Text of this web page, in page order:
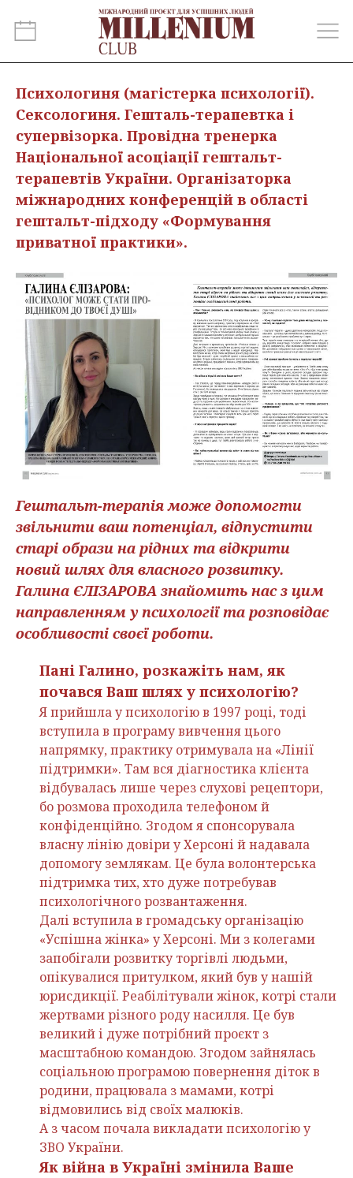
Психологиня (магістерка психології).
Сексологиня. Гешталь-терапевтка і
супервізорка. Провідна тренерка
Національної асоціації гештальт-
терапевтів України. Організаторка
міжнародних конференцій в області
гештальт-підходу «Формування
приватної практики».
Гештальт-терапія може допомогти
звільнити ваш потенціал, відпустити
старі образи на рідних та відкрити
новий шлях для власного розвитку.
Галина ЄЛІЗАРОВА знайомить нас з цим
направленням у психології та розповідає
особливості своєї роботи.
Пані Галино, розкажіть нам, як
почався Ваш шлях у психологію?
Я прийшла у психологію в 1997 році, тоді
вступила в програму вивчення цього
напрямку, практику отримувала на «Лінії
підтримки». Там вся діагностика клієнта
відбувалась лише через слухові рецептори,
бо розмова проходила телефоном й
конфіденційно. Згодом я спонсорувала
власну лінію довіри у Херсоні й надавала
допомогу землякам. Це була волонтерська
підтримка тих, хто дуже потребував
психологічного розвантаження.
Далі вступила в громадську організацію
«Успішна жінка» у Херсоні. Ми з колегами
запобігали розвитку торгівлі людьми,
опікувалися притулком, який був у нашій
юрисдикції. Реабілітували жінок, котрі стали
жертвами різного роду насилля. Це був
великий і дуже потрібний проєкт з
масштабною командою. Згодом зайнялась
соціальною програмою повернення діток в
родини, працювала з мамами, котрі
відмовились від своїх малюків.
А з часом почала викладати психологію у
ЗВО України.
Як війна в Україні змінила Ваше